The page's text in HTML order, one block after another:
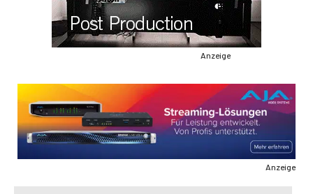
Anzeige
Anzeige